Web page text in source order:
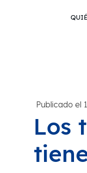
Publicado el
Los